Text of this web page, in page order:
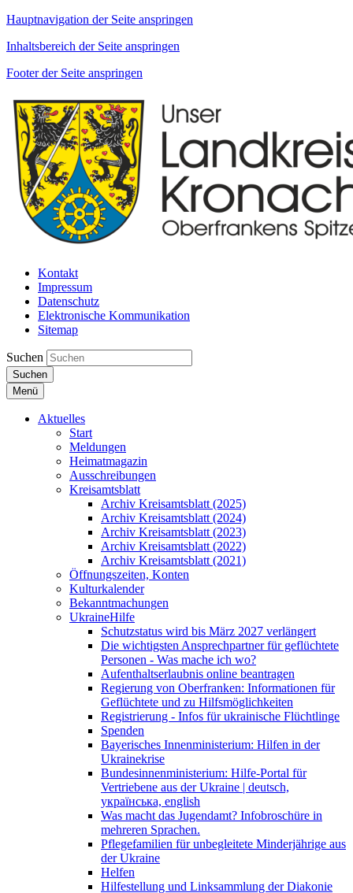
Hauptnavigation der Seite anspringen
Inhaltsbereich der Seite anspringen
Footer der Seite anspringen
Kontakt
Impressum
Datenschutz
Elektronische Kommunikation
Sitemap
Suchen
Suchen
Menü
Aktuelles
Start
Meldungen
Heimatmagazin
Ausschreibungen
Kreisamtsblatt
Archiv Kreisamtsblatt (2025)
Archiv Kreisamtsblatt (2024)
Archiv Kreisamtsblatt (2023)
Archiv Kreisamtsblatt (2022)
Archiv Kreisamtsblatt (2021)
Öffnungszeiten, Konten
Kulturkalender
Bekanntmachungen
UkraineHilfe
Schutzstatus wird bis März 2027 verlängert
Die wichtigsten Ansprechpartner für geflüchtete
Personen - Was mache ich wo?
Aufenthaltserlaubnis online beantragen
Regierung von Oberfranken: Informationen für
Geflüchtete und zu Hilfsmöglichkeiten
Registrierung - Infos für ukrainische Flüchtlinge
Spenden
Bayerisches Innenministerium: Hilfen in der
Ukrainekrise
Bundesinnenministerium: Hilfe-Portal für
Vertriebene aus der Ukraine | deutsch,
українська, english
Was macht das Jugendamt? Infobroschüre in
mehreren Sprachen.
Pflegefamilien für unbegleitete Minderjährige aus
der Ukraine
Helfen
Hilfestellung und Linksammlung der Diakonie